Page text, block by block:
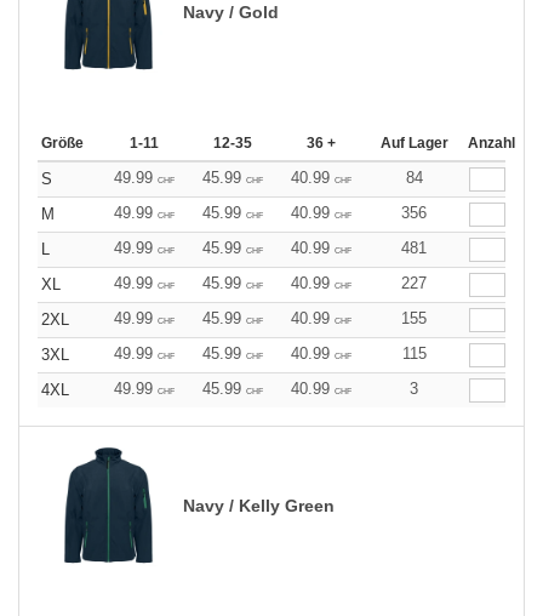
Navy / Gold
Größe 1-11 12-35 36 + Auf Lager Anzahl
S 49.99 CHF 45.99 CHF 40.99 CHF
84
M
49.99 CHF 45.99 CHF 40.99 CHF
356
L
49.99 CHF 45.99 CHF 40.99 CHF
481
XL
49.99 CHF 45.99 CHF 40.99 CHF
227
2XL
49.99 CHF 45.99 CHF 40.99 CHF
155
3XL
49.99 CHF 45.99 CHF 40.99 CHF
115
4XL
49.99 CHF 45.99 CHF 40.99 CHF 3
Navy / Kelly Green